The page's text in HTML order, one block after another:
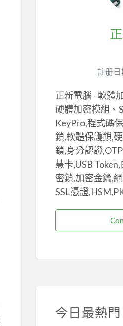
註册
正新電腦 - 軟體
硬體加密模組、
KeyPro,程式碼
鎖,軟體保護鎖,
鎖,身分認證
慧卡,USB
密鎖,加密金鑰,
SSL憑證
今日最熱門